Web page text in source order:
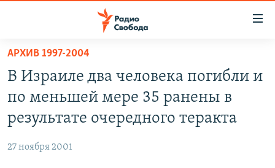
упрощенного
доступа
основному
Вернутся
ПОДКАСТЫ
МНЕНИЯ
АРХИВ 1997-2004
В Израиле два человека погибли и
по меньшей мере 35 ранены в
результате очередного теракта
27 ноября 2001